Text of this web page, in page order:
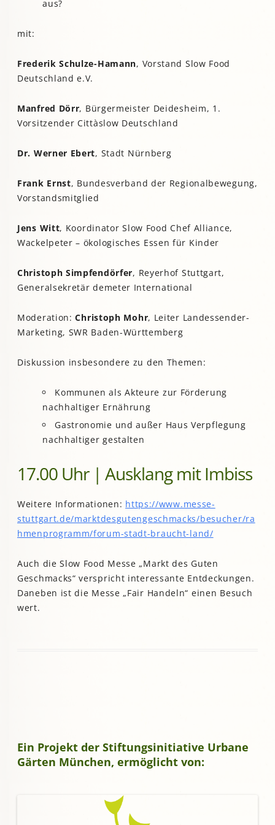
aus?
mit:
Frederik Schulze-Hamann, Vorstand Slow Food
Deutschland e.V.
Manfred Dörr, Bürgermeister Deidesheim, 1.
Vorsitzender Cittàslow Deutschland
Dr. Werner Ebert, Stadt Nürnberg
Frank Ernst, Bundesverband der Regionalbewegung,
Vorstandsmitglied
Jens Witt, Koordinator Slow Food Chef Alliance,
Wackelpeter – ökologisches Essen für Kinder
Christoph Simpfendörfer, Reyerhof Stuttgart,
Generalsekretär demeter International
Moderation:Christoph Mohr, Leiter Landessender-
Marketing, SWR Baden-Württemberg
Diskussion insbesondere zu den Themen:
Kommunen als Akteure zur Förderung
nachhaltiger Ernährung
Gastronomie und außer Haus Verpflegung
nachhaltiger gestalten
17.00 Uhr | Ausklang mit Imbiss
Weitere Informationen: https://www.messe-
stuttgart.de/marktdesgutengeschmacks/besucher/ra
hmenprogramm/forum-stadt-braucht-land/
Auch die Slow Food Messe „Markt des Guten
Geschmacks“ verspricht interessante Entdeckungen.
Daneben ist die Messe „Fair Handeln“ einen Besuch
wert.
Ein Projekt der Stiftungsinitiative Urbane
Gärten München, ermöglicht von: